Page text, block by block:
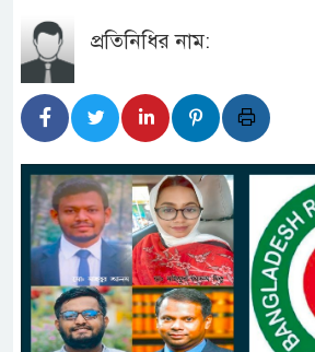
প্রতিনিধির নাম: